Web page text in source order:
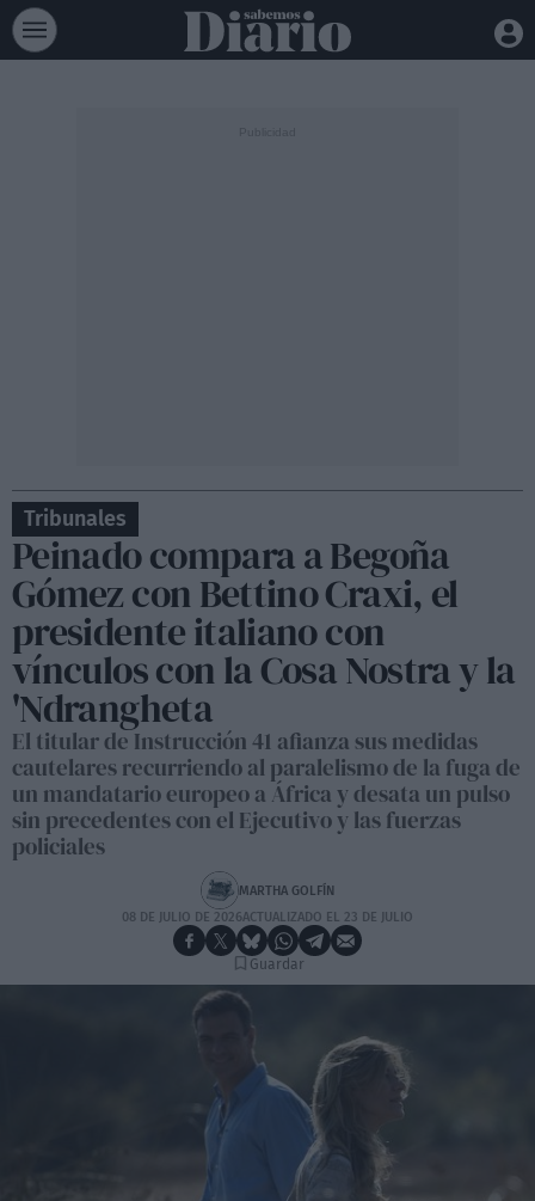
Tribunales
Peinado compara a Begoña
Gómez con Bettino Craxi, el
presidente italiano con
vínculos con la Cosa Nostra y la
'Ndrangheta
El titular de Instrucción 41 afianza sus medidas
cautelares recurriendo al paralelismo de la fuga de
un mandatario europeo a África y desata un pulso
sin precedentes con el Ejecutivo y las fuerzas
policiales
MARTHA GOLFÍN
08 DE JULIO DE 2026ACTUALIZADO EL 23 DE JULIO
Guardar